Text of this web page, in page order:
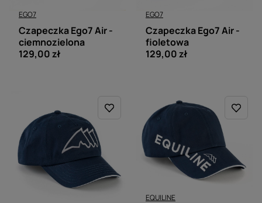
EGO7
Czapeczka Ego7 Air -
ciemnozielona
129,00 zł
EGO7
Czapeczka Ego7 Air -
fioletowa
129,00 zł
EQUILINE